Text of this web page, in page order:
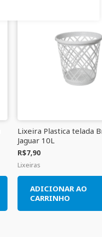
Lixeira Plastica telada
Jaguar 10L
R$7,90
Lixeiras
ADICIONAR AO
CARRINHO